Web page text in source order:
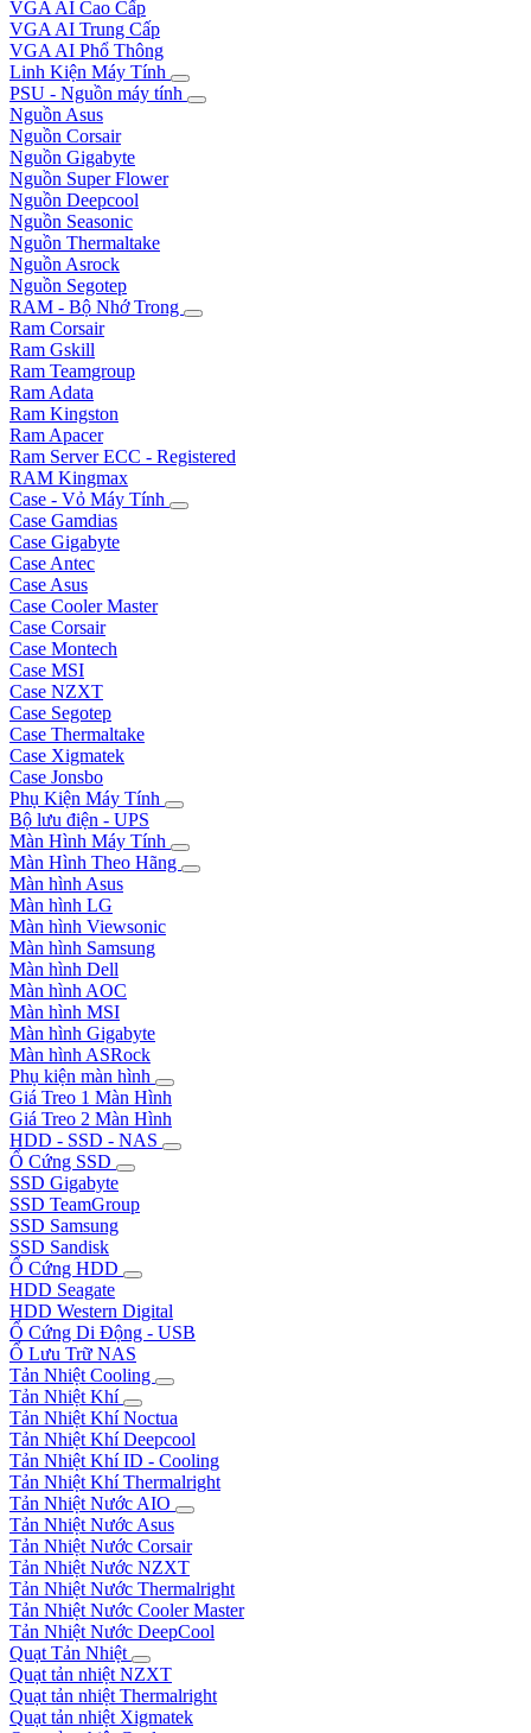
VGA AI Cao Cấp
VGA AI Trung Cấp
VGA AI Phổ Thông
Linh Kiện Máy Tính
PSU - Nguồn máy tính
Nguồn Asus
Nguồn Corsair
Nguồn Gigabyte
Nguồn Super Flower
Nguồn Deepcool
Nguồn Seasonic
Nguồn Thermaltake
Nguồn Asrock
Nguồn Segotep
RAM - Bộ Nhớ Trong
Ram Corsair
Ram Gskill
Ram Teamgroup
Ram Adata
Ram Kingston
Ram Apacer
Ram Server ECC - Registered
RAM Kingmax
Case - Vỏ Máy Tính
Case Gamdias
Case Gigabyte
Case Antec
Case Asus
Case Cooler Master
Case Corsair
Case Montech
Case MSI
Case NZXT
Case Segotep
Case Thermaltake
Case Xigmatek
Case Jonsbo
Phụ Kiện Máy Tính
Bộ lưu điện - UPS
Màn Hình Máy Tính
Màn Hình Theo Hãng
Màn hình Asus
Màn hình LG
Màn hình Viewsonic
Màn hình Samsung
Màn hình Dell
Màn hình AOC
Màn hình MSI
Màn hình Gigabyte
Màn hình ASRock
Phụ kiện màn hình
Giá Treo 1 Màn Hình
Giá Treo 2 Màn Hình
HDD - SSD - NAS
Ổ Cứng SSD
SSD Gigabyte
SSD TeamGroup
SSD Samsung
SSD Sandisk
Ổ Cứng HDD
HDD Seagate
HDD Western Digital
Ổ Cứng Di Động - USB
Ổ Lưu Trữ NAS
Tản Nhiệt Cooling
Tản Nhiệt Khí
Tản Nhiệt Khí Noctua
Tản Nhiệt Khí Deepcool
Tản Nhiệt Khí ID - Cooling
Tản Nhiệt Khí Thermalright
Tản Nhiệt Nước AIO
Tản Nhiệt Nước Asus
Tản Nhiệt Nước Corsair
Tản Nhiệt Nước NZXT
Tản Nhiệt Nước Thermalright
Tản Nhiệt Nước Cooler Master
Tản Nhiệt Nước DeepCool
Quạt Tản Nhiệt
Quạt tản nhiệt NZXT
Quạt tản nhiệt Thermalright
Quạt tản nhiệt Xigmatek